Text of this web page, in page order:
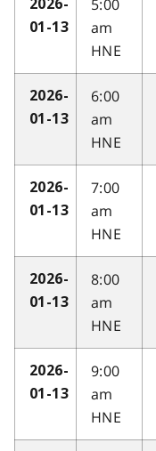
2026-
01-13
5:00
am
HNE
2026-
01-13
6:00
am
HNE
2026-
01-13
7:00
am
HNE
2026-
01-13
8:00
am
HNE
2026-
01-13
9:00
am
HNE